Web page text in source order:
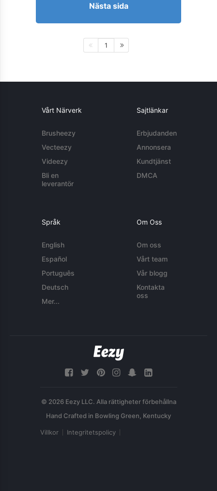
Nästa sida
1
Vårt Närverk
Brusheezy
Vecteezy
Videezy
Bli en
leverantör
Sajtlänkar
Erbjudanden
Annonsera
Kundtjänst
DMCA
Språk
English
Español
Português
Deutsch
Mer...
Om Oss
Om oss
Vårt team
Vår blogg
Kontakta
oss
© 2026 Eezy LLC. Alla rättigheter förbehållna
Villkor Integritetspolicy